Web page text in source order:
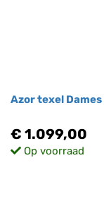
Azor texel
€ 1.099,00
Op voorraad